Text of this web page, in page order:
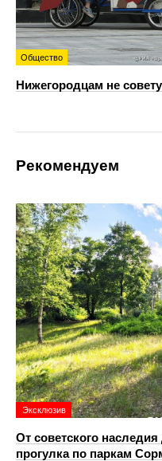
Общество
Нижегородцам не
Рекомендуем
Эксклюзив
От советского
прогулка по паркам